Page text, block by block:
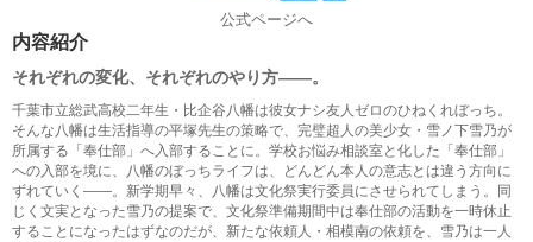
公式ページへ
内容紹介
それぞれの変化、それぞれのやり方――。
千葉市立総武高校二年生・比企谷八幡は彼女ナシ友人ゼロのひねくれぼっち。
そんな八幡は生活指導の平塚先生の策略で、完璧超人の美少女・雪ノ下雪乃が
所属する「奉仕部」へ入部することに。学校お悩み相談室と化した「奉仕部」
への入部を境に、八幡のぼっちライフは、どんどん本人の意志とは違う方向に
ずれていく――。新学期早々、八幡は文化祭実行委員にさせられてしまう。同
じく文実となった雪乃の提案で、文化祭準備期間中は奉仕部の活動を一時休止
することになったはずなのだが、新たな依頼人・相模南の依頼を、雪乃は一人